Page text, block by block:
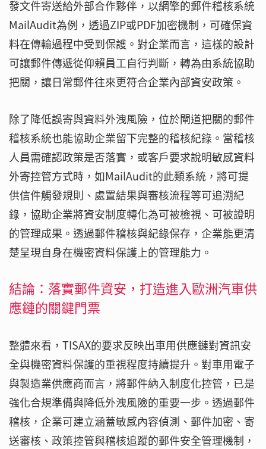
發文件寄送給外部合作夥伴，以網擎的郵件稽核系統
MailAudit為例，透過ZIP或PDF加密機制，可確保資
料在傳輸過程中受到保護。對企業而言，這樣的設計
可讓郵件傳遞從仰賴員工自行判斷，轉為由系統協助
把關，讓日常郵件往來更符合企業內部資安政策。
除了降低誤寄與資料外洩風險，位於閘道把關的郵件
稽核系統也能協助企業留下完整的稽核紀錄。當稽核
人員需確認政策是否落實，或客戶要求說明敏感資料
外寄控管方式時，如MailAudit的此類系統，將可提
供信件觸發規則、處置結果與審核流程等可追溯紀
錄，協助企業將資安制度轉化為可被檢視、可被證明
的管理成果。透過郵件稽核與紀錄保存，企業能更清
楚呈現自身在機密資料保護上的管理能力。
結論：落實郵件資安，打造進入歐洲汽車供
應鏈的關鍵門票
整體來看，TISAX的要求反映出車用供應鏈對資訊安
全與機密資料保護的重視程度持續提升。對車用電子
與製造業供應商而言，將郵件納入制度化控管，已是
強化合規準備與降低外洩風險的重要一步。透過郵件
稽核，企業可建立涵蓋敏感內容偵測、郵件加密、寄
送審核、政策控管與稽核追蹤的郵件安全管理機制，